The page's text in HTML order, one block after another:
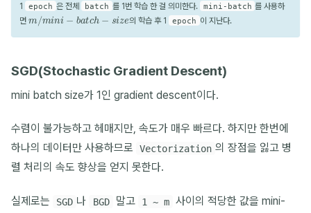
1 epoch 은 전체 batch 를 1번 학습 한 걸 의미한다. mini-batch 를 사용하
면
m/mini − tch−size
의 학습 후 1 epoch 이 지난다.
SGD(Stochastic Gradient Descent)
mini batch size가 1인 gradient descent이다.
수렴이 불가능하고 헤매지만, 속도가 매우 빠르다. 하지만 한번에
하나의 데이터만 사용하므로
Vectorization 의 장점을 잃고 병
렬 처리의 속도 향상을 얻지 못한다.
실제로는 SGD 나 BGD 말고 1 ~ m 사이의 적당한 값을 mini-